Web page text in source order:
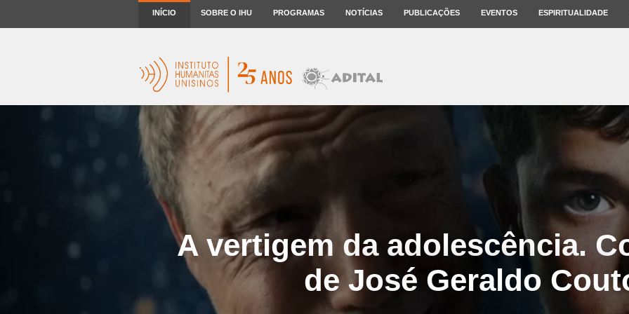
INÍCIO SOBRE O IHU PROGRAMAS NOTÍCIAS PUBLICAÇÕES EVENTOS ESPIRITUALIDADE
A vertigem da adolescência.
de José Geraldo